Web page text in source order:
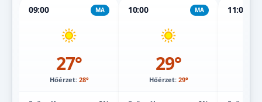
09:00 MA
27°
Hőérzet: 28°
10:00 MA
29°
Hőérzet: 29°
11:00